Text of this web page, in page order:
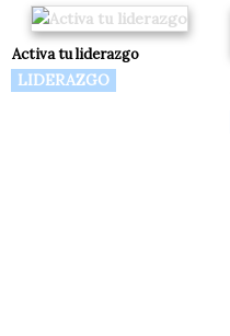
Activa tu liderazgo
LIDERAZGO